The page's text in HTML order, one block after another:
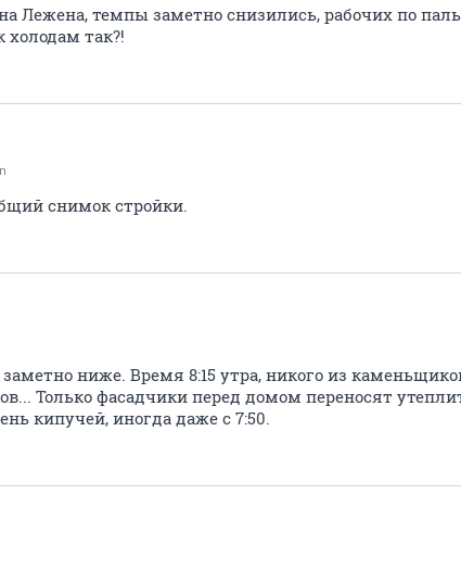
Лежена, темпы заметно снизились, рабочих по
так?!
снимок стройки.
ниже. Время 8:15 утра, никого из
Только фасадчики перед домом переносят
кипучей, иногда даже с 7:50.